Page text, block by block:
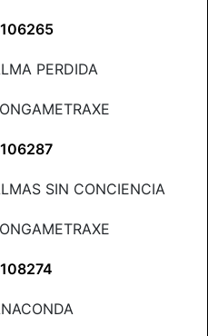
PERDIDA
SIN CONCIENCIA